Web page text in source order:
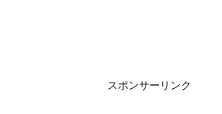
スポンサーリンク